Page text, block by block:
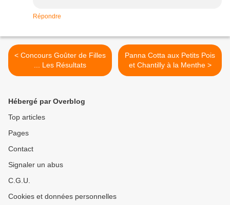
Répondre
< Concours Goûter de Filles
... Les Résultats
Panna Cotta aux Petits Pois
et Chantilly à la Menthe >
Hébergé par Overblog
Top articles
Pages
Contact
Signaler un abus
C.G.U.
Cookies et données personnelles